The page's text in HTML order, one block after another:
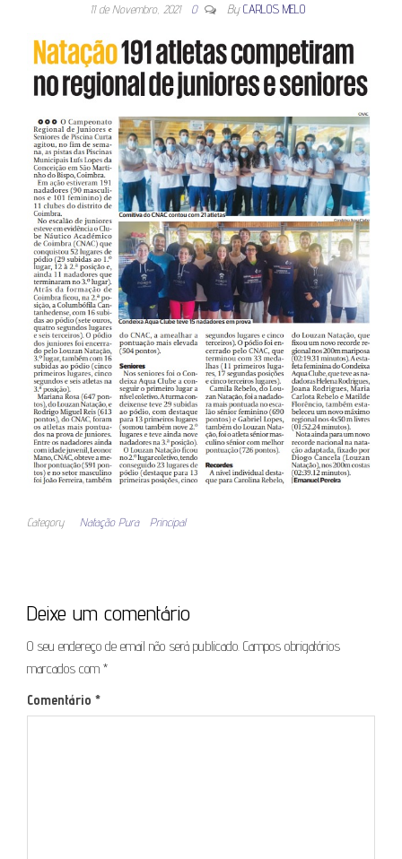
11 de Novembro, 2021 0 By CARLOS MELO
Category Natação Pura Principal
Deixe um comentário
O seu endereço de email não será publicado. Campos obrigatórios
marcados com *
Comentário *